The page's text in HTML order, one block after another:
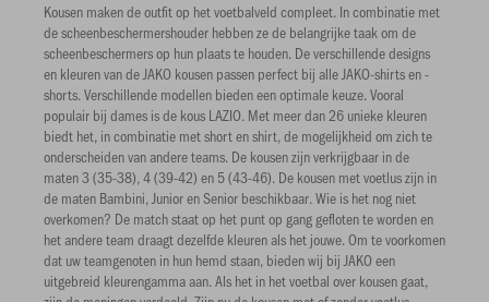
Kousen maken de outfit op het voetbalveld compleet. In combinatie met
de scheenbeschermershouder hebben ze de belangrijke taak om de
scheenbeschermers op hun plaats te houden. De verschillende designs
en kleuren van de JAKO kousen passen perfect bij alle JAKO-shirts en -
shorts. Verschillende modellen bieden een optimale keuze. Vooral
populair bij dames is de kous LAZIO. Met meer dan 26 unieke kleuren
biedt het, in combinatie met short en shirt, de mogelijkheid om zich te
onderscheiden van andere teams. De kousen zijn verkrijgbaar in de
maten 3 (35-38), 4 (39-42) en 5 (43-46). De kousen met voetlus zijn in
de maten Bambini, Junior en Senior beschikbaar. Wie is het nog niet
overkomen? De match staat op het punt op gang gefloten te worden en
het andere team draagt ​​dezelfde kleuren als het jouwe. Om te voorkomen
dat uw teamgenoten in hun hemd staan, bieden wij bij JAKO een
uitgebreid kleurengamma aan. Als het in het voetbal over kousen gaat,